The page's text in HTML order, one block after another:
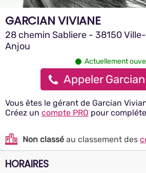
GARCIAN VIVIANE
28 chemin Sabliere - 38150
Anjou
Actuellement
Appeler
Vous êtes le gérant de Garcian
Créez un compte PRO pour
Non classé au classement des
HORAIRES